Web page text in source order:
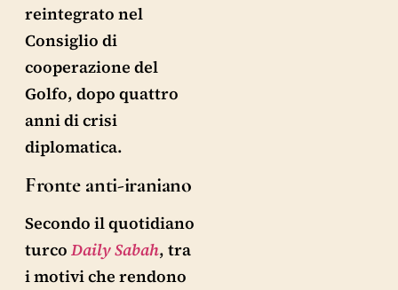
reintegrato nel
Consiglio di
cooperazione del
Golfo, dopo quattro
anni di crisi
diplomatica.
Fronte anti-iraniano
Secondo il quotidiano
turco Daily Sabah, tra
i motivi che rendono